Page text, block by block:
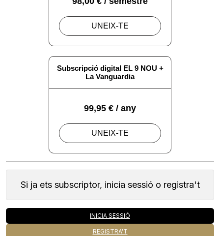
Si ja ets subscriptor, inicia sessió o registra't
INICIA SESSIÓ
REGISTRA'T